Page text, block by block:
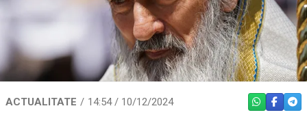
ACTUALITATE 14:54 / 10/12/2024 WHATSAPP